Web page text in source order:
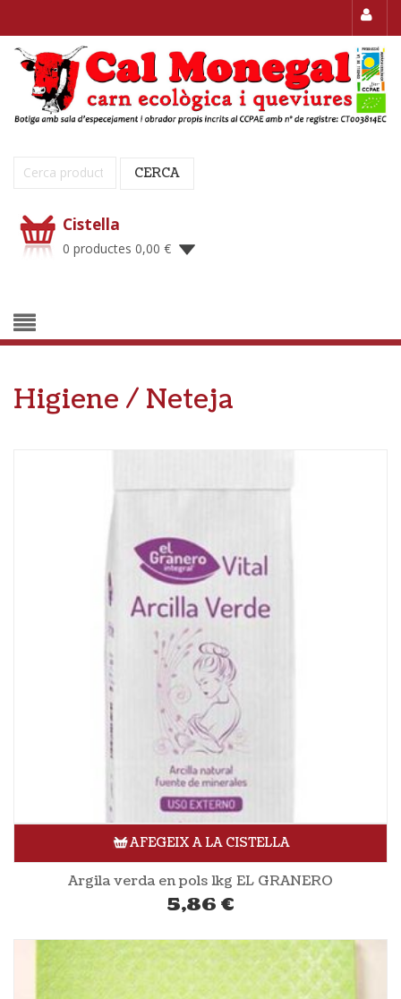
Cerca: CERCA
Cistella
0 productes 0,00 €
Higiene / Neteja
AFEGEIX A LA CISTELLA
Argila verda en pols 1kg EL GRANERO
5,86 €